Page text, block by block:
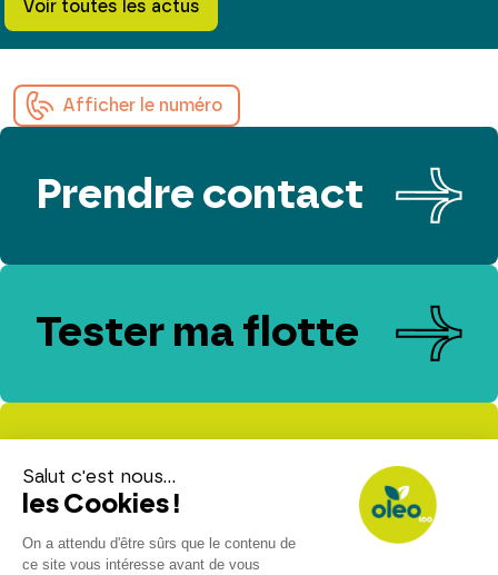
Voir toutes les actus
Afficher le numéro
Prendre contact
Tester ma flotte
Evaluer mes
émissions de CO₂